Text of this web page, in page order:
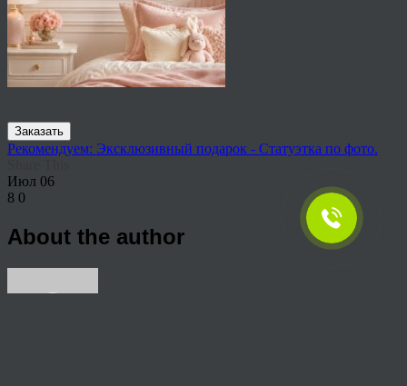
Заказать
Рекомендуем: Эксклюзивный подарок - Статуэтка по фото.
Июл 06
8 0
About the author